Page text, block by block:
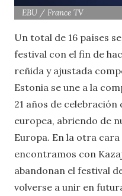
EBU / France TV
Un total de 16 países
festival con el fin de
reñida y ajustada
Estonia se une a la
21 años de celebración
europea, abriendo de
Europa. En la otra cara
encontramos con
abandonan el festival
volverse a unir en